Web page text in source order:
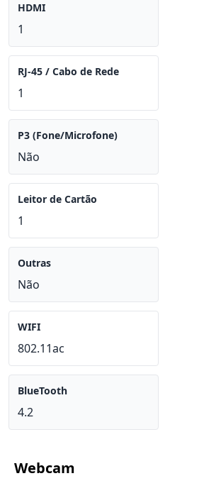
HDMI
1
RJ-45 / Cabo de Rede
1
P3 (Fone/Microfone)
Não
Leitor de Cartão
1
Outras
Não
WIFI
802.11ac
BlueTooth
4.2
Webcam